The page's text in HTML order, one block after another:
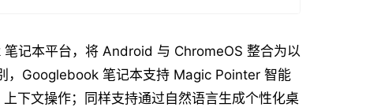
记本平台，将 Android 与 ChromeOS 整合为以
，Googlebook 笔记本支持 Magic Pointer 智能
下文操作；同样支持通过自然语言生成个性化桌